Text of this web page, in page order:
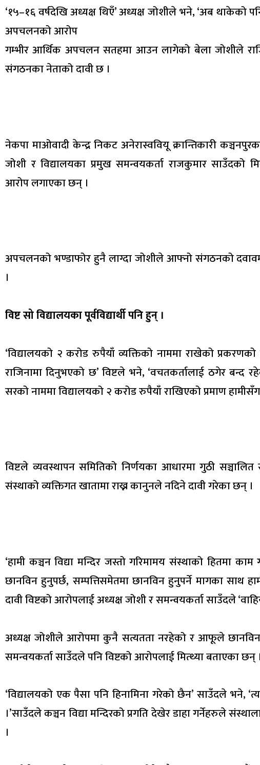
‘१५–१६ वर्षदेखि अध्यक्ष थिएँ’ अध्यक्ष जोशीले भने, ‘अब थाकेको
अपचलनको आरोप
गम्भीर आर्थिक अपचलन सतहमा आउन लागेको बेला जोशीले
संगठनका नेताको दावी छ ।
नेकपा माओवादी केन्द्र निकट अनेरास्ववियू क्रान्तिकारी
जोशी र विद्यालयका प्रमुख समन्वयकर्ता राजकुमार साउँदको
आरोप लगाएका छन् ।
अपचलनको भण्डाफोर हुनै लाग्दा जोशीले आफ्नो संगठनको
।
विष्ट सो विद्यालयका पूर्वविद्यार्थी पनि हुन् ।
‘विद्यालयको २ करोड रुपैयाँ व्यक्तिको नाममा राखेको
राजिनामा दिनुभएको छ’ विष्टले भने, ‘वचतकर्तालाई ठगेर बन्द
सरको नाममा विद्यालयको २ करोड रुपैयाँ राखिएको प्रमाण
विष्टले व्यवस्थापन समितिको निर्णयका आधारमा गुठी
संस्थाको व्यक्तिगत खातामा राख्न कानुनले नदिने दावी गरेका छन् ।
‘हामी कञ्चन विद्या मन्दिर जस्तो गरिमामय संस्थाको हितमा
छानविन हुनुपर्छ, सम्पत्तिसमेतमा छानविन हुनुपर्ने मागका साथ
दावी विष्टको आरोपलाई अध्यक्ष जोशी र समन्वयकर्ता साउँदले
अध्यक्ष जोशीले आरोपमा कुनै सत्यतता नरहेको र आफूले
समन्वयकर्ता साउँदले पनि विष्टको आरोपलाई मित्थ्या बताएका छन् ।
‘विद्यालयको एक पैसा पनि हिनामिना गरेको छैन’ साउँदले भने,
।’साउँदले कञ्चन विद्या मन्दिरको प्रगति देखेर डाहा गर्नेहरुले
।